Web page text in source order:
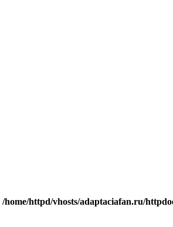
/home/httpd/vhosts/adaptaciafan.ru/